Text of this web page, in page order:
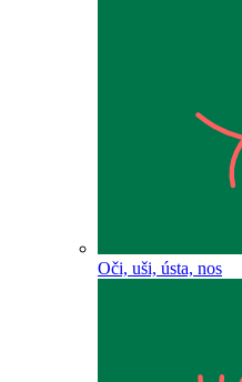
Oči, uši, ústa, nos